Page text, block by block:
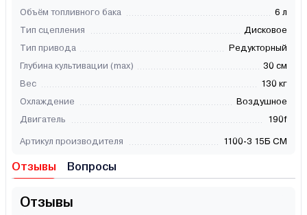
Объём топливного бака
6 л
Тип сцепления
Дисковое
Тип привода
Редукторный
Глубина культивации (max)
30 см
Вес
130 кг
Охлаждение
Воздушное
Двигатель
190f
Артикул производителя 1100-3 15Б СМ
Отзывы Вопросы
Отзывы